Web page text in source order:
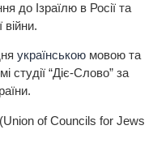
до Ізраїлю в Росії та
війни.
українською мовою та
студії “Діє-Слово” за
of Councils for Jews